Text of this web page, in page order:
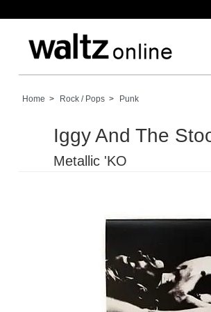
Home > Rock / Pops > Punk
Iggy And The
Metallic 'KO